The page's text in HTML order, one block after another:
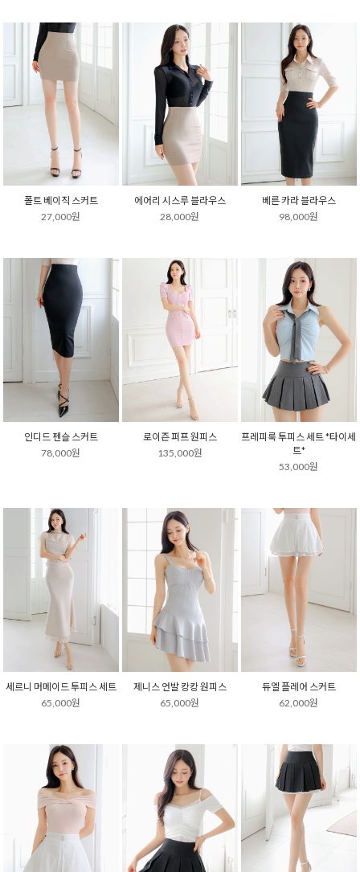
폴트 베이직 스커트
27,000원
에어리 시스루 블라우스
28,000원
베른 카라 블라우스
98,000원
인디드 펜슬 스커트
78,000원
로이즌 퍼프 원피스
135,000원
프레피룩 투피스 세트 *타이세
트*
53,000원
세르니 머메이드 투피스 세트
65,000원
제니스 언발 캉캉 원피스
65,000원
듀엘 플레어 스커트
62,000원